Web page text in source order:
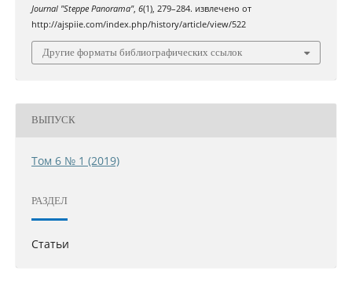
Journal "Steppe Panorama", 6(1), 279–284. извлечено от
http://ajspiie.com/index.php/history/article/view/522
Другие форматы библиографических ссылок
ВЫПУСК
Том 6 № 1 (2019)
РАЗДЕЛ
Статьи